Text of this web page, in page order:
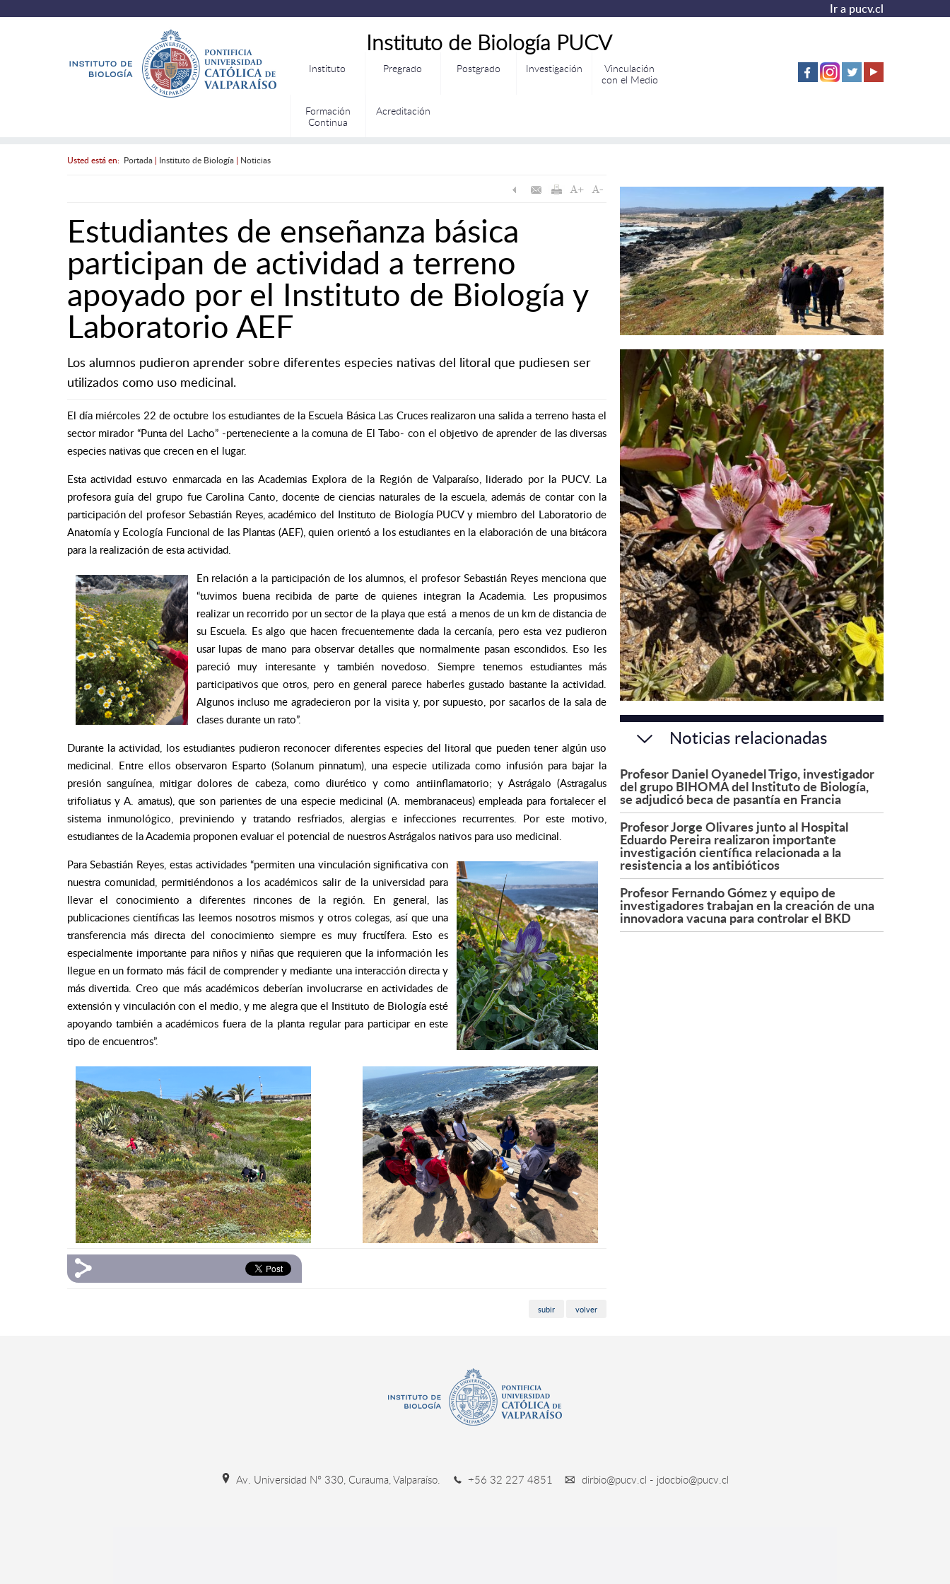
Ir a pucv.cl
Instituto de Biología PUCV
Instituto Pregrado Postgrado Investigación
Vinculación
con el Medio
Formación
Continua
Acreditación
Usted está en: Portada| Instituto de Biología| Noticias
Estudiantes de enseñanza básica
participan de actividad a terreno
apoyado por el Instituto de Biología y
Laboratorio AEF
Los alumnos pudieron aprender sobre diferentes especies nativas del litoral que pudiesen ser
utilizados como uso medicinal.
El día miércoles 22 de octubre los estudiantes de la Escuela Básica Las Cruces realizaron una salida a terreno hasta el
sector mirador “Punta del Lacho” -perteneciente a la comuna de El Tabo- con el objetivo de aprender de las diversas
especies nativas que crecen en el lugar.
Esta actividad estuvo enmarcada en las Academias Explora de la Región de Valparaíso, liderado por la PUCV. La
profesora guía del grupo fue Carolina Canto, docente de ciencias naturales de la escuela, además de contar con la
participación del profesor Sebastián Reyes, académico del Instituto de Biología PUCV y miembro del Laboratorio de
Anatomía y Ecología Funcional de las Plantas (AEF), quien orientó a los estudiantes en la elaboración de una bitácora
para la realización de esta actividad.
En relación a la participación de los alumnos, el profesor Sebastián Reyes menciona que
“tuvimos buena recibida de parte de quienes integran la Academia. Les propusimos
realizar un recorrido por un sector de la playa que está a menos de un km de distancia de
su Escuela. Es algo que hacen frecuentemente dada la cercanía, pero esta vez pudieron
usar lupas de mano para observar detalles que normalmente pasan escondidos. Eso les
pareció muy interesante y también novedoso. Siempre tenemos estudiantes más
participativos que otros, pero en general parece haberles gustado bastante la actividad.
Algunos incluso me agradecieron por la visita y, por supuesto, por sacarlos de la sala de
clases durante un rato”.
Durante la actividad, los estudiantes pudieron reconocer diferentes especies del litoral que pueden tener algún uso
medicinal. Entre ellos observaron Esparto (Solanum pinnatum), una especie utilizada como infusión para bajar la
presión sanguínea, mitigar dolores de cabeza, como diurético y como antiinflamatorio; y Astrágalo (Astragalus
trifoliatusy A. amatus), que son parientes de una especie medicinal (A. membranaceus) empleada para fortalecer el
sistema inmunológico, previniendo y tratando resfriados, alergias e infecciones recurrentes. Por este motivo,
estudiantes de la Academia proponen evaluar el potencial de nuestros Astrágalos nativos para uso medicinal.
Para Sebastián Reyes, estas actividades “permiten una vinculación significativa con
nuestra comunidad, permitiéndonos a los académicos salir de la universidad para
llevar el conocimiento a diferentes rincones de la región. En general, las
publicaciones científicas las leemos nosotros mismos y otros colegas, así que una
transferencia más directa del conocimiento siempre es muy fructífera. Esto es
especialmente importante para niños y niñas que requieren que la información les
llegue en un formato más fácil de comprender y mediante una interacción directa y
más divertida. Creo que más académicos deberían involucrarse en actividades de
extensión y vinculación con el medio, y me alegra que el Instituto de Biología esté
apoyando también a académicos fuera de la planta regular para participar en este
tipo de encuentros”.
subir volver
Noticias relacionadas
Profesor Daniel Oyanedel Trigo, investigador
del grupo BIHOMA del Instituto de Biología,
se adjudicó beca de pasantía en Francia
Profesor Jorge Olivares junto al Hospital
Eduardo Pereira realizaron importante
investigación científica relacionada a la
resistencia a los antibióticos
Profesor Fernando Gómez y equipo de
investigadores trabajan en la creación de una
innovadora vacuna para controlar el BKD
Av. Universidad Nº 330, Curauma, Valparaíso. +56 32 227 4851 dirbio@pucv.cl - jdocbio@pucv.cl